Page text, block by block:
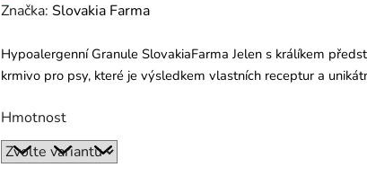
Značka: Slovakia Farma
Hypoalergenní Granule SlovakiaFarma Jelen s králíkem
krmivo pro psy, které je výsledkem vlastních receptur a
Hmotnost